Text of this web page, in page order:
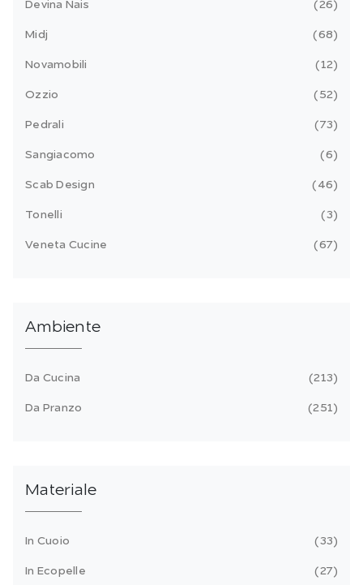
Devina Nais 26
Midj 68
Novamobili 12
Ozzio 52
Pedrali 73
Sangiacomo 6
Scab Design 46
Tonelli 3
Veneta Cucine 67
Ambiente
Da Cucina 213
Da Pranzo 251
Materiale
In Cuoio 33
In Ecopelle 27